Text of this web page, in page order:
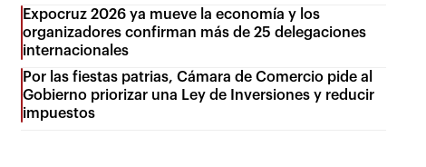
Expocruz 2026 ya mueve la economía y los
organizadores confirman más de 25 delegaciones
internacionales
Por las fiestas patrias, Cámara de Comercio pide al
Gobierno priorizar una Ley de Inversiones y reducir
impuestos